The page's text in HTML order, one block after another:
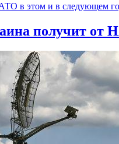
получит